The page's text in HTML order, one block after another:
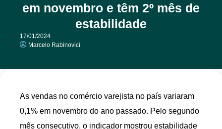
em novembro e têm 2º mês de
estabilidade
17/01/2024
Marcelo Rabinovici
As vendas no comércio varejista no país variaram
0,1% em novembro do ano passado. Pelo segundo
mês consecutivo, o indicador mostrou estabilidade